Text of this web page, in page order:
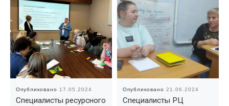
Опубликовано 17.05.2024
Специалисты ресурсного
Опубликовано 21.06.2024
Специалисты РЦ